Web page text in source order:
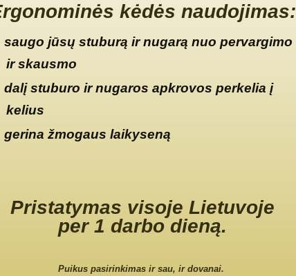
kėdės naudojimas:
saugo jūsų stuburą ir nugarą nuo pervargimo
ir skausmo
dalį stuburo ir nugaros apkrovos perkelia į
kelius
gerina žmogaus laikyseną
Pristatymas visoje Lietuvoje
per 1 darbo dieną.
Puikus pasirinkimas ir sau, ir dovanai.